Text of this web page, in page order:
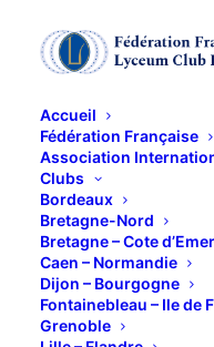
Accueil
Fédération Française
Association
Clubs
Bordeaux
Bretagne-Nord
Bretagne – Cote
Caen – Normandie
Dijon – Bourgogne
Fontainebleau – Ile de
Grenoble
et